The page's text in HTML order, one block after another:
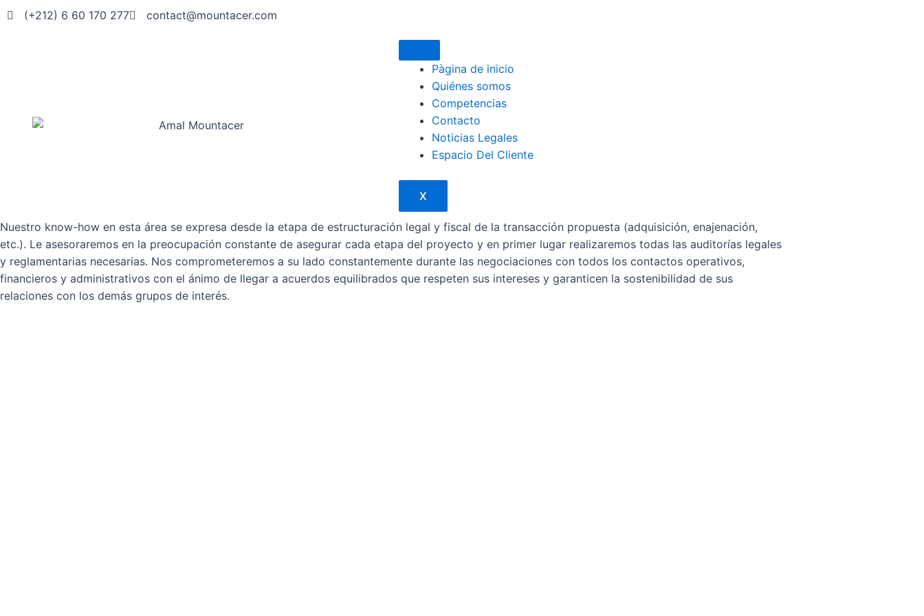
(+212) 6 60 170 277 contact@mountacer.com
Pàgina de inicio
Quiénes somos
Competencias
Contacto
Noticias Legales
Espacio Del Cliente
X
Nuestro know-how en esta área se expresa desde la etapa de estructuración legal y fiscal de la transacción propuesta (adquisición, enajenación,
etc.). Le asesoraremos en la preocupación constante de asegurar cada etapa del proyecto y en primer lugar realizaremos todas las auditorías legales
y reglamentarias necesarias. Nos comprometeremos a su lado constantemente durante las negociaciones con todos los contactos operativos,
financieros y administrativos con el ánimo de llegar a acuerdos equilibrados que respeten sus intereses y garanticen la sostenibilidad de sus
relaciones con los demás grupos de interés.